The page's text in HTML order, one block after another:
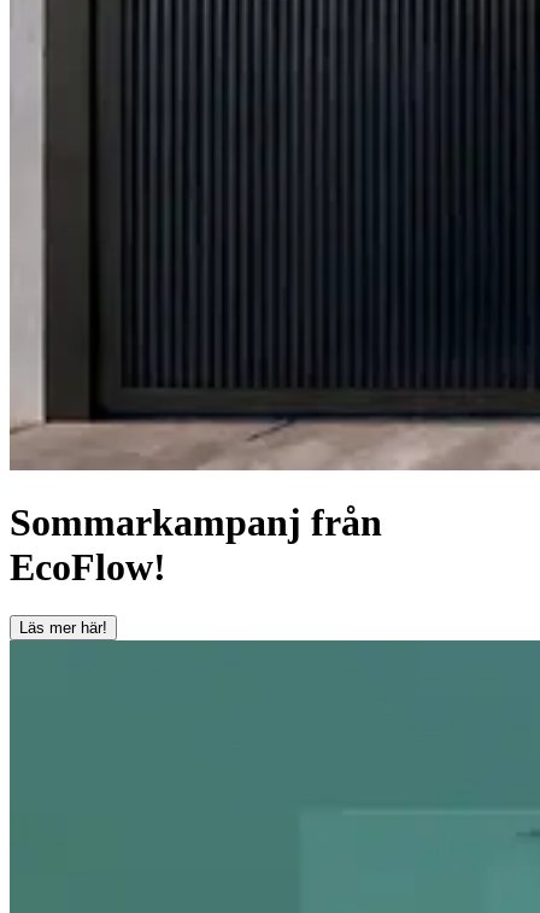
Sommarkampanj från
EcoFlow!
Läs mer här!